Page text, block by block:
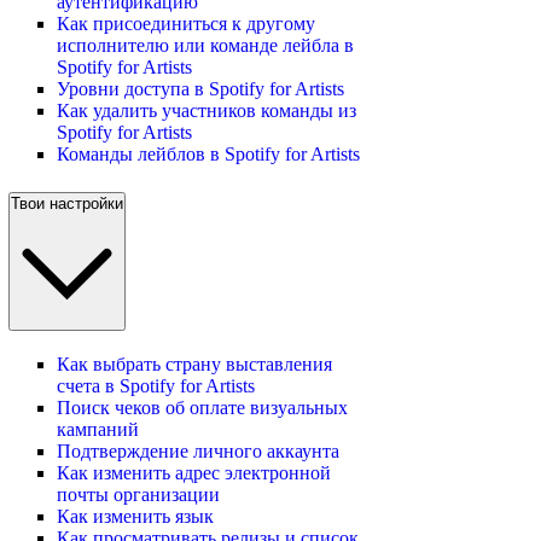
Как присоединиться к другому
исполнителю или команде лейбла в
Spotify for Artists
Уровни доступа в Spotify for Artists
Как удалить участников команды из
Spotify for Artists
Команды лейблов в Spotify for Artists
Твои настройки
Как выбрать страну выставления
счета в Spotify for Artists
Поиск чеков об оплате визуальных
кампаний
Подтверждение личного аккаунта
Как изменить адрес электронной
почты организации
Как изменить язык